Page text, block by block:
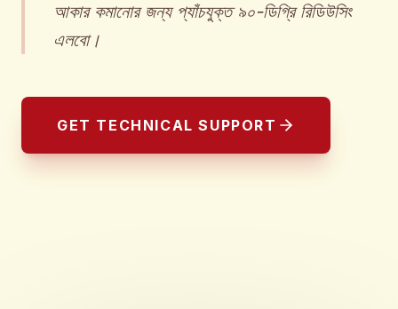
আকার কমানোর জন্য প্যাঁচযুক্ত ৯০-ডিগ্রি রিডিউসিং
এলবো।
GET TECHNICAL SUPPORT